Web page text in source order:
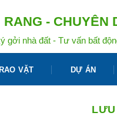
- CHUYÊN
gởi nhà đất - Tư vấn bất
VẶT DỰ ÁN